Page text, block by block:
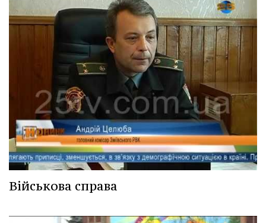
Військова справа